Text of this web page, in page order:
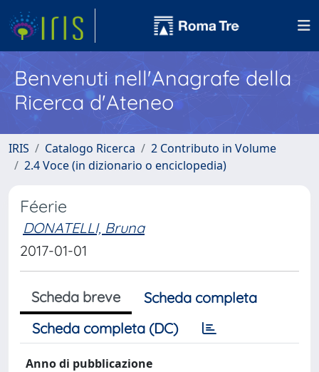
Benvenuti nell'Anagrafe della
Ricerca d'Ateneo
IRIS Catalogo Ricerca
2 Contributo in Volume
2.4 Voce (in dizionario o enciclopedia)
Féerie
DONATELLI, Bruna
2017-01-01
Scheda breve
Scheda completa
Scheda completa (DC)
Anno di pubblicazione